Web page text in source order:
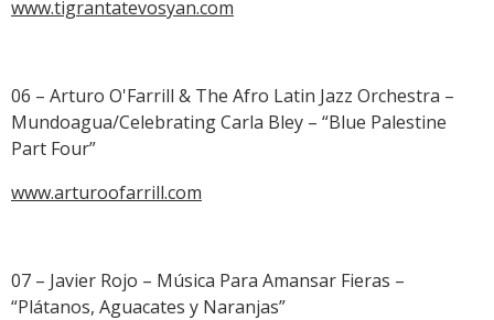
www.tigrantatevosyan.com
06 – Arturo O'Farrill & The Afro Latin Jazz Orchestra –
Mundoagua/Celebrating Carla Bley – “Blue Palestine
Part Four”
www.arturoofarrill.com
07 – Javier Rojo – Música Para Amansar Fieras –
“Plátanos, Aguacates y Naranjas”